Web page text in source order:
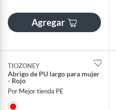
Agregar
TIOZONEY
Abrigo de PU largo para mujer
- Rojo
Por Mejor tienda PE